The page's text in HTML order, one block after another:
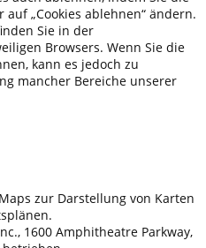
„Cookies ablehnen“ ändern.
Sie in der
Browsers. Wenn Sie die
kann es jedoch zu
mancher Bereiche unserer
zur Darstellung von Karten
1600 Amphitheatre Parkway,